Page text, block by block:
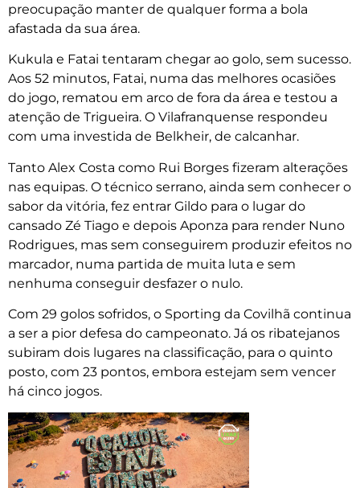
preocupação manter de qualquer forma a bola
afastada da sua área.
Kukula e Fatai tentaram chegar ao golo, sem sucesso.
Aos 52 minutos, Fatai, numa das melhores ocasiões
do jogo, rematou em arco de fora da área e testou a
atenção de Trigueira. O Vilafranquense respondeu
com uma investida de Belkheir, de calcanhar.
Tanto Alex Costa como Rui Borges fizeram alterações
nas equipas. O técnico serrano, ainda sem conhecer o
sabor da vitória, fez entrar Gildo para o lugar do
cansado Zé Tiago e depois Aponza para render Nuno
Rodrigues, mas sem conseguirem produzir efeitos no
marcador, numa partida de muita luta e sem
nenhuma conseguir desfazer o nulo.
Com 29 golos sofridos, o Sporting da Covilhã continua
a ser a pior defesa do campeonato. Já os ribatejanos
subiram dois lugares na classificação, para o quinto
posto, com 23 pontos, embora estejam sem vencer
há cinco jogos.